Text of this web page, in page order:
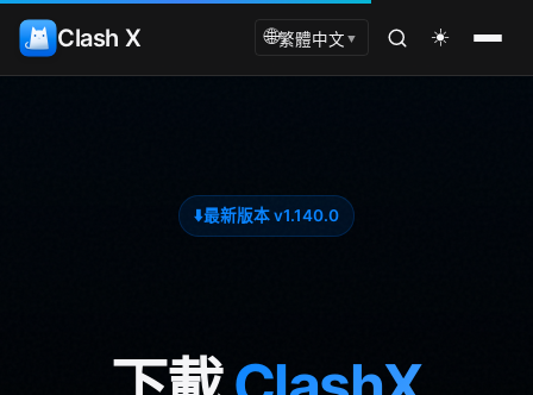
Clash X 🌐繁體中文 ▼ ☀️
⬇️最新版本 v1.140.0